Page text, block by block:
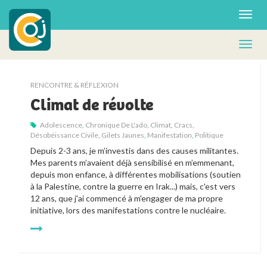
RENCONTRE & RÉFLEXION
Climat de révolte
Adolescence Chronique De L'ado Climat Cracs
Désobéissance Civile Gilets Jaunes Manifestation Politique
Depuis 2-3 ans, je m’investis dans des causes militantes.
Mes parents m’avaient déjà sensibilisé en m’emmenant,
depuis mon enfance, à différentes mobilisations (soutien
à la Palestine, contre la guerre en Irak...) mais, c'est vers
12 ans, que j'ai commencé à m'engager de ma propre
initiative, lors des manifestations contre le nucléaire.